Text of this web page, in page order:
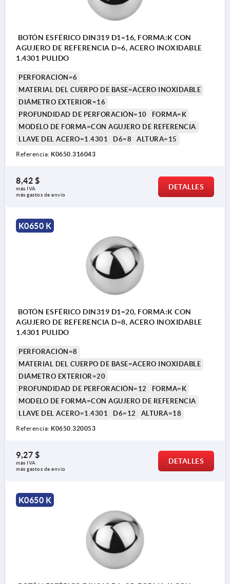
BOTÓN ESFÉRICO DIN319 D1=16, FORMA:K CON
AGUJERO DE REFERENCIA D=6, ACERO INOXIDABLE
1.4301 PULIDO
PERFORACIÓN=6
MATERIAL DEL CUERPO DE BASE=ACERO INOXIDABLE
DIÁMETRO EXTERIOR=16
PROFUNDIDAD DE PERFORACIÓN=10
FORMA=K
MODELO DE FORMA=CON AGUJERO DE REFERENCIA
LLAVE DEL ACERO=1.4301
D6=8 ALTURA=15
Referencia: K0650.316043
8,42 $
más IVA
más gastos de envío
DETALLES
K0650 K
BOTÓN ESFÉRICO DIN319 D1=20, FORMA:K CON
AGUJERO DE REFERENCIA D=8, ACERO INOXIDABLE
1.4301 PULIDO
PERFORACIÓN=8
MATERIAL DEL CUERPO DE BASE=ACERO INOXIDABLE
DIÁMETRO EXTERIOR=20
PROFUNDIDAD DE PERFORACIÓN=12
FORMA=K
MODELO DE FORMA=CON AGUJERO DE REFERENCIA
LLAVE DEL ACERO=1.4301
D6=12 ALTURA=18
Referencia: K0650.320053
9,27 $
más IVA
más gastos de envío
DETALLES
K0650 K